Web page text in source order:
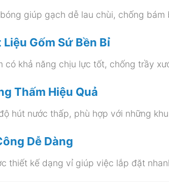
giúp gạch dễ lau chùi, chống
Liệu Gốm Sứ Bền Bỉ
có khả năng chịu lực tốt, chống trầy
Thấm Hiệu Quả
hút nước thấp, phù hợp với những
Dễ Dàng
thiết kế dạng vỉ giúp việc lắp đặt